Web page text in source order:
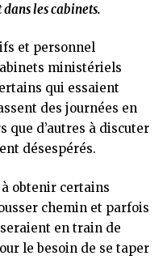
les cabinets.
et personnel
ministériels
qui essaient
des journées en
que d’autres à discuter
désespérés.
obtenir certains
chemin et parfois
en train de
le besoin de se taper